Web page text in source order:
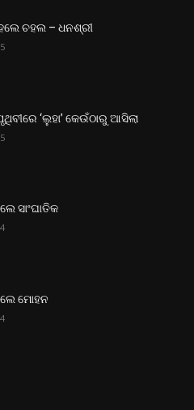
ଚହଲ – ଧନଶ୍ରୀ
‘ଲୁହା’ କେଉଁଠାରୁ ଆସିଲା
ସାଂଘାତିକ
ମୋହନ